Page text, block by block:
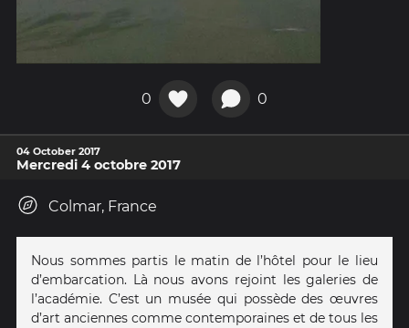
0 0
04 October 2017
Mercredi 4 octobre 2017
Colmar, France
Nous sommes partis le matin de l’hôtel pour le lieu
d’embarcation. Là nous avons rejoint les galeries de
l’académie. C’est un musée qui possède des œuvres
d’art anciennes comme contemporaines et de tous les